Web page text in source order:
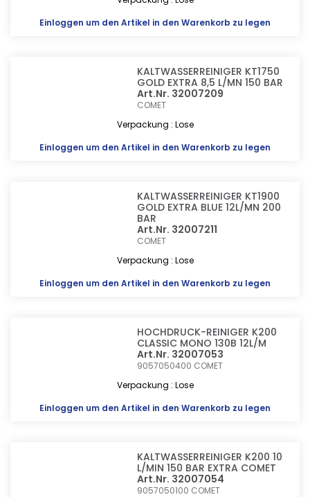
Einloggen um den Artikel in den Warenkorb zu legen
KALTWASSERREINIGER KT1750
GOLD EXTRA 8,5 L/MN 150 BAR
Art.Nr. 32007209
COMET
Verpackung : Lose
Einloggen um den Artikel in den Warenkorb zu legen
KALTWASSERREINIGER KT1900
GOLD EXTRA BLUE 12L/MN 200
BAR
Art.Nr. 32007211
COMET
Verpackung : Lose
Einloggen um den Artikel in den Warenkorb zu legen
HOCHDRUCK-REINIGER K200
CLASSIC MONO 130B 12L/M
Art.Nr. 32007053
9057050400 COMET
Verpackung : Lose
Einloggen um den Artikel in den Warenkorb zu legen
KALTWASSERREINIGER K200 10
L/MIN 150 BAR EXTRA COMET
Art.Nr. 32007054
9057050100 COMET